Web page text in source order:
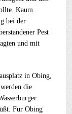
Kaum
bei der
Pest
und mit
in Obing,
die
Für Obing